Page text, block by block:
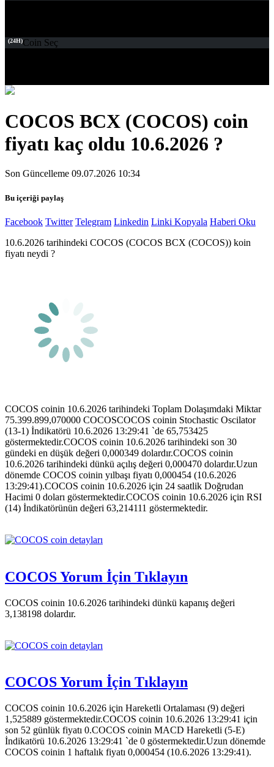
(24H)Coin Seç
COCOS BCX (COCOS) coin
fiyatı kaç oldu 10.6.2026 ?
Son Güncelleme 09.07.2026 10:34
Bu içeriği paylaş
Facebook Twitter Telegram Linkedin Linki Kopyala Haberi Oku
10.6.2026 tarihindeki COCOS (COCOS BCX (COCOS)) koin
fiyatı neydi ?
COCOS coinin 10.6.2026 tarihindeki Toplam Dolaşımdaki Miktar
75.399.899,070000 COCOSCOCOS coinin Stochastic Oscilator
(13-1) İndikatörü 10.6.2026 13:29:41 `de 65,753425
göstermektedir.COCOS coinin 10.6.2026 tarihindeki son 30
gündeki en düşük değeri 0,000349 dolardır.COCOS coinin
10.6.2026 tarihindeki dünkü açılış değeri 0,000470 dolardır.Uzun
dönemde COCOS coinin yılbaşı fiyatı 0,000454 (10.6.2026
13:29:41).COCOS coinin 10.6.2026 için 24 saatlik Doğrudan
Hacimi 0 doları göstermektedir.COCOS coinin 10.6.2026 için RSI
(14) İndikatörünün değeri 63,214111 göstermektedir.
COCOS Yorum İçin Tıklayın
COCOS coinin 10.6.2026 tarihindeki dünkü kapanış değeri
3,138198 dolardır.
COCOS Yorum İçin Tıklayın
COCOS coinin 10.6.2026 için Hareketli Ortalaması (9) değeri
1,525889 göstermektedir.COCOS coinin 10.6.2026 13:29:41 için
son 52 günlük fiyatı 0.COCOS coinin MACD Hareketli (5-E)
İndikatörü 10.6.2026 13:29:41 `de 0 göstermektedir.Uzun dönemde
COCOS coinin 1 haftalık fiyatı 0,000454 (10.6.2026 13:29:41).